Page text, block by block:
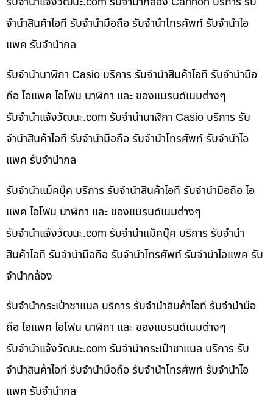
จำนำสินค้าไอที รับจำนำมือถือ รับจำนำโทรศัพท์ รับจำนำไอ
แพค รับจำนำกล
รับจำนำนาฬิกา Casio บริการ รับจำนำสินค้าไอที รับจำนำมือ
ถือ ไอแพค ไอโฟน นาฬิกา และ ของแบรนด์เนมต่างๆ
รับจํานําแจ้งวัฒนะ.com รับจำนำนาฬิกา Casio บริการ รับ
จำนำสินค้าไอที รับจำนำมือถือ รับจำนำโทรศัพท์ รับจำนำไอ
แพค รับจำนำกล
รับจำนำแม็คบุ๊ค บริการ รับจำนำสินค้าไอที รับจำนำมือถือ ไอ
แพค ไอโฟน นาฬิกา และ ของแบรนด์เนมต่างๆ
รับจํานําแจ้งวัฒนะ.com รับจำนำแม็คบุ๊ค บริการ รับจำนำ
สินค้าไอที รับจำนำมือถือ รับจำนำโทรศัพท์ รับจำนำไอแพค รับ
จำนำกล้อง
รับจำนำกระเป๋าชาแนล บริการ รับจำนำสินค้าไอที รับจำนำมือ
ถือ ไอแพค ไอโฟน นาฬิกา และ ของแบรนด์เนมต่างๆ
รับจํานําแจ้งวัฒนะ.com รับจำนำกระเป๋าชาแนล บริการ รับ
จำนำสินค้าไอที รับจำนำมือถือ รับจำนำโทรศัพท์ รับจำนำไอ
แพค รับจำนำกล